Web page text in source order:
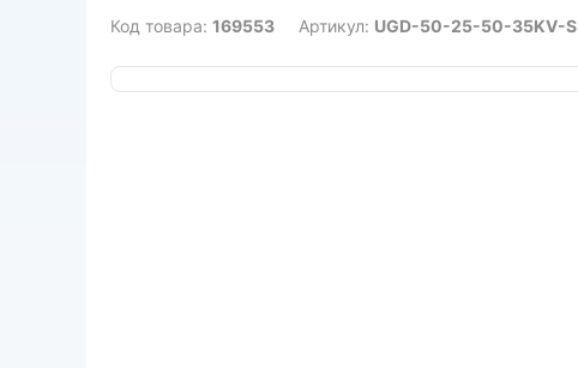
Код товара: 169553 Артикул: UGD-50-25-50-35KV-S